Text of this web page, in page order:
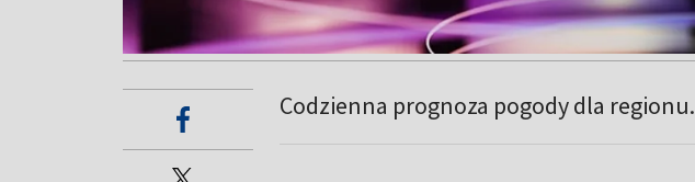
Codzienna prognoza pogody dla regionu.